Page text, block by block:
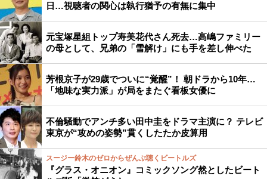
日…視聴者の関心は執行猶予の有無に集中
元宝塚星組トップ寿美花代さん死去…高嶋ファミリー
の母として、兄弟の「雪解け」にも手を差し伸べた
芳根京子が29歳でついに“覚醒”！ 朝ドラから10年…
「地味な実力派」が局をまたぐ看板女優に
不倫騒動でアンチ多い田中圭をドラマ主演に？ テレビ
東京が“攻めの姿勢”貫くしたたか皮算用
スージー鈴木のゼロからぜんぶ聴くビートルズ
『グラス・オニオン』コミックソング然としたビート